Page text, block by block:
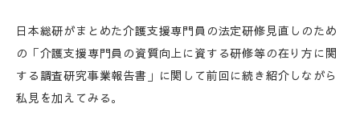
日本総研がまとめた介護支援専門員の法定研修見直しのため
の「介護支援専門員の資質向上に資する研修等の在り方に関
する調査研究事業報告書」に関して前回に続き紹介しながら
私見を加えてみる。